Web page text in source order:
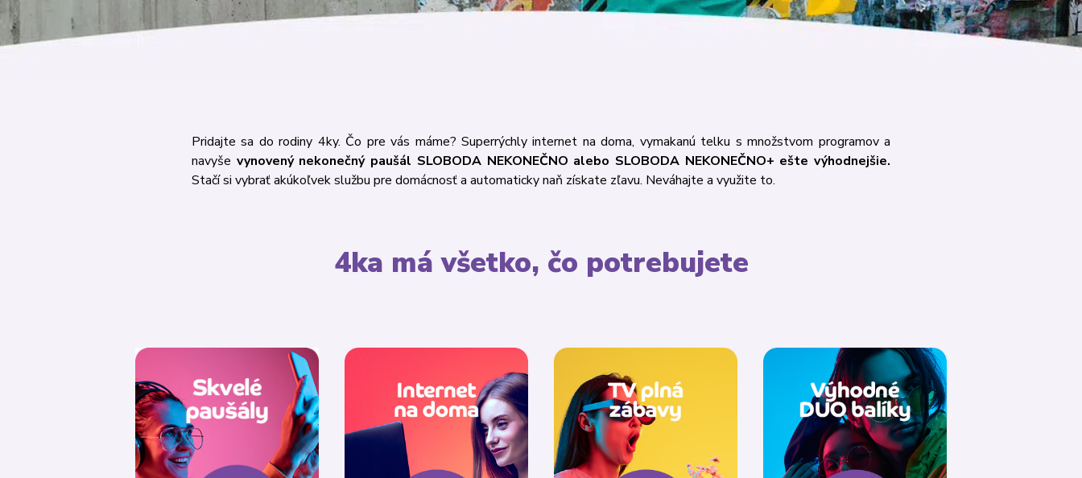
Pridajte sa do rodiny 4ky. Čo pre vás máme? Superrýchly internet na doma, vymakanú telku s množstvom programov a
navyše vynovený nekonečný paušál SLOBODA NEKONEČNO alebo SLOBODA NEKONEČNO+ ešte výhodnejšie.
Stačí si vybrať akúkoľvek službu pre domácnosť a automaticky naň získate zľavu. Neváhajte a využite to.
4ka má všetko, čo potrebujete